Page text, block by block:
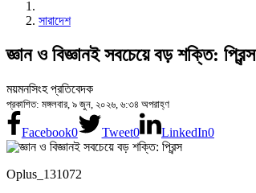
সারাদেশ
জ্ঞান ও বিজ্ঞানই সবচেয়ে বড় শক্তি: প্রিন্স
ময়মনসিংহ প্রতিবেদক
প্রকাশিত: মঙ্গলবার, ৯ জুন, ২০২৬, ৬:৩৪ অপরাহ্ণ
Facebook0 Tweet0 LinkedIn0
Oplus_131072